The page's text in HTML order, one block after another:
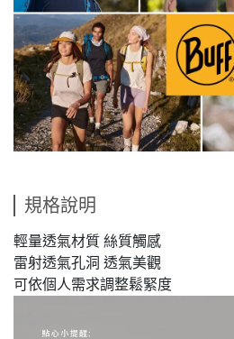
規格說明
輕量透氣材質 絲質觸感
雷射透氣孔洞 透氣美觀
可依個人需求調整鬆緊度